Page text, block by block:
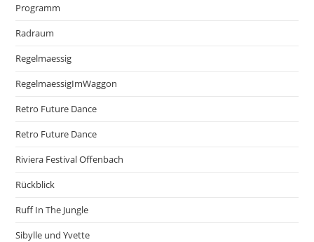
Programm
Radraum
Regelmaessig
RegelmaessigImWaggon
Retro Future Dance
Retro Future Dance
Riviera Festival Offenbach
Rückblick
Ruff In The Jungle
Sibylle und Yvette